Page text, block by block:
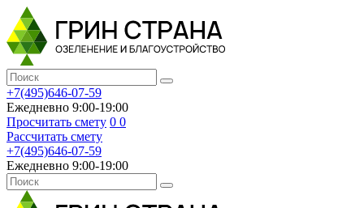
+7(495)646-07-59
Ежедневно 9:00-19:00
Просчитать смету 0 0
Рассчитать смету
+7(495)646-07-59
Ежедневно 9:00-19:00